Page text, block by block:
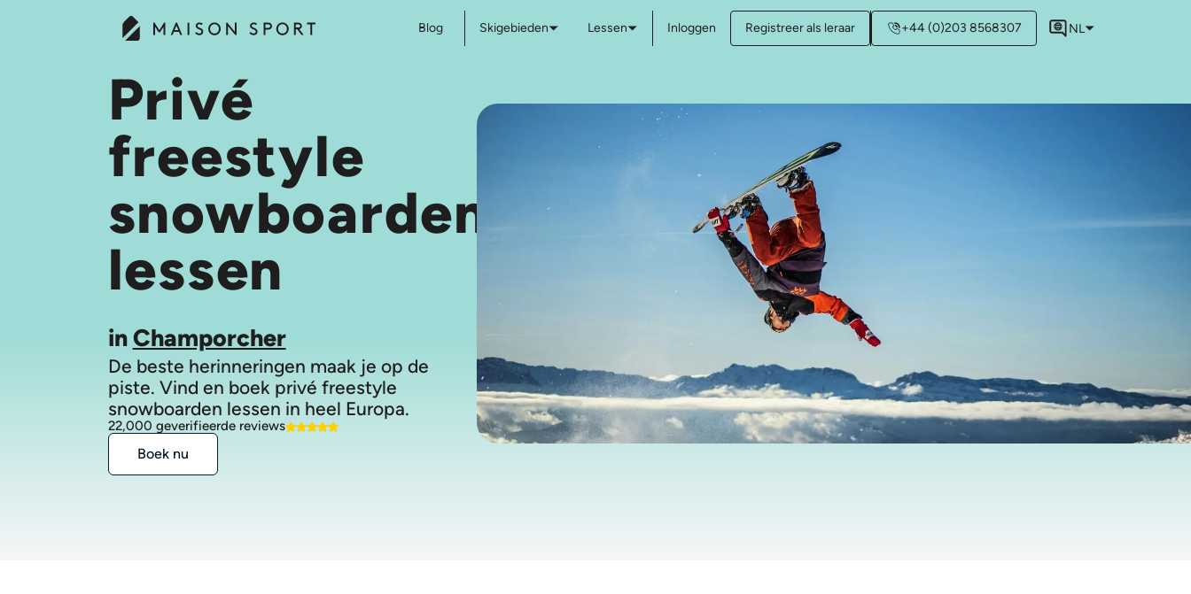
Blog Skigebieden Lessen Inloggen Registreer als leraar +44 (0)203 8568307 NL
Privé
freestyle
snowboarden
lessen
inChamporcher
De beste herinneringen maak je op de
piste. Vind en boek privé freestyle
snowboarden lessen in heel Europa.
22,000 geverifieerde reviews
Boek nu